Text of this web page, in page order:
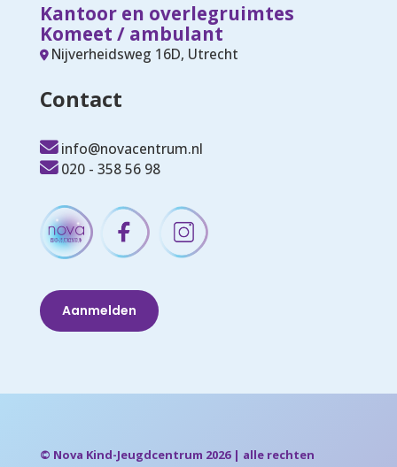
Kantoor en overlegruimtes
Komeet / ambulant
Nijverheidsweg 16D, Utrecht
Contact
info@novacentrum.nl
020 - 358 56 98
Aanmelden
© Nova Kind-Jeugdcentrum 2026 | alle rechten